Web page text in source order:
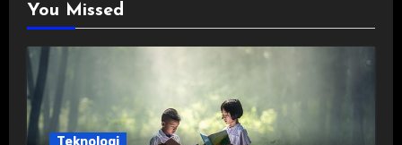
You Missed
Teknologi